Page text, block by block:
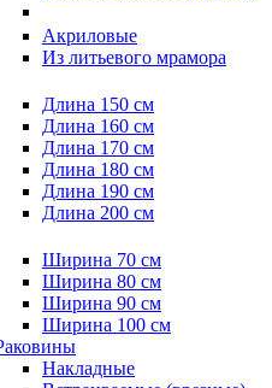
Акриловые
Из литьевого мрамора
Длина 150 см
Длина 160 см
Длина 170 см
Длина 180 см
Длина 190 см
Длина 200 см
Ширина 70 см
Ширина 80 см
Ширина 90 см
Ширина 100 см
Накладные